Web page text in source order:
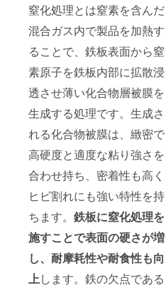
窒化処理とは窒素を含んだ
混合ガス内で製品を加熱す
ることで、鉄板表面から窒
素原子を鉄板内部に拡散浸
透させ薄い化合物層被膜を
生成する処理です。生成さ
れる化合物被膜は、緻密で
高硬度と適度な粘り強さを
合わせ持ち、密着性も高く
ヒビ割れにも強い特性を持
ちます。 鉄板に窒化処理を
施すことで表面の硬さが増
し、耐摩耗性や耐食性も向
上します。鉄の欠点である